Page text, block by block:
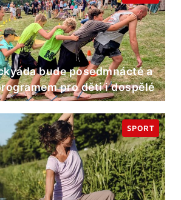
bude posedmnácté a
pro děti i dospělé
SPORT